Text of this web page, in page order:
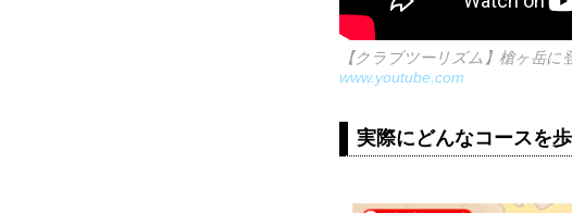
【クラブツーリズム】槍ヶ岳に
www.youtube.com
実際にどんなコースを